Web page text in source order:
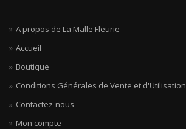
A propos de La Malle Fleurie
Accueil
Boutique
Conditions Générales de Vente et d'Utilisation
Contactez-nous
Mon compte